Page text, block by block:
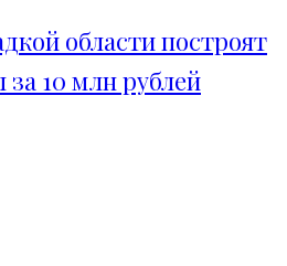
области построят
10 млн рублей